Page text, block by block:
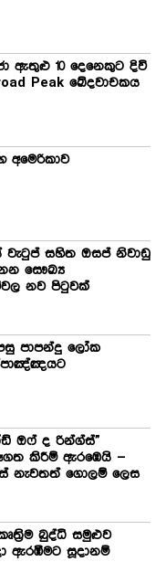
ඇතුළු 10 දෙනෙකුට දිවි
Peak ඛේදවාචකය
අමෙරිකාව
සහිත ඔසප් නිවාඩු
සෞඛ්‍ය
නව පිටුවක්
පාපන්දු ලෝක
ඔෆ් ද රින්ග්ස්”
කිරීම් ඇරඹෙයි –
නැවතත් ගොලම් ලෙස
බුද්ධි සමුළුව
ඇරඹීමට සූදානම්